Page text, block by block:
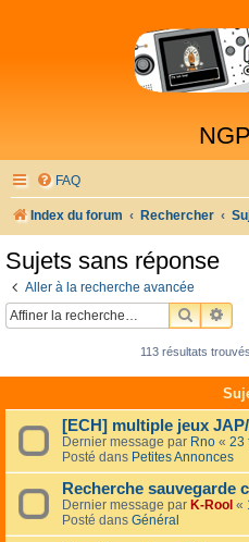
FAQ
Index du forum Rechercher
Sujets sans réponse
Aller à la recherche avancée
113 résultats trouvés
[ECH] multiple jeux
Dernier message par Rno « 23
Posté dans Petites Annonces
Recherche sauvegarde
Dernier message par K-Rool «
Posté dans Général